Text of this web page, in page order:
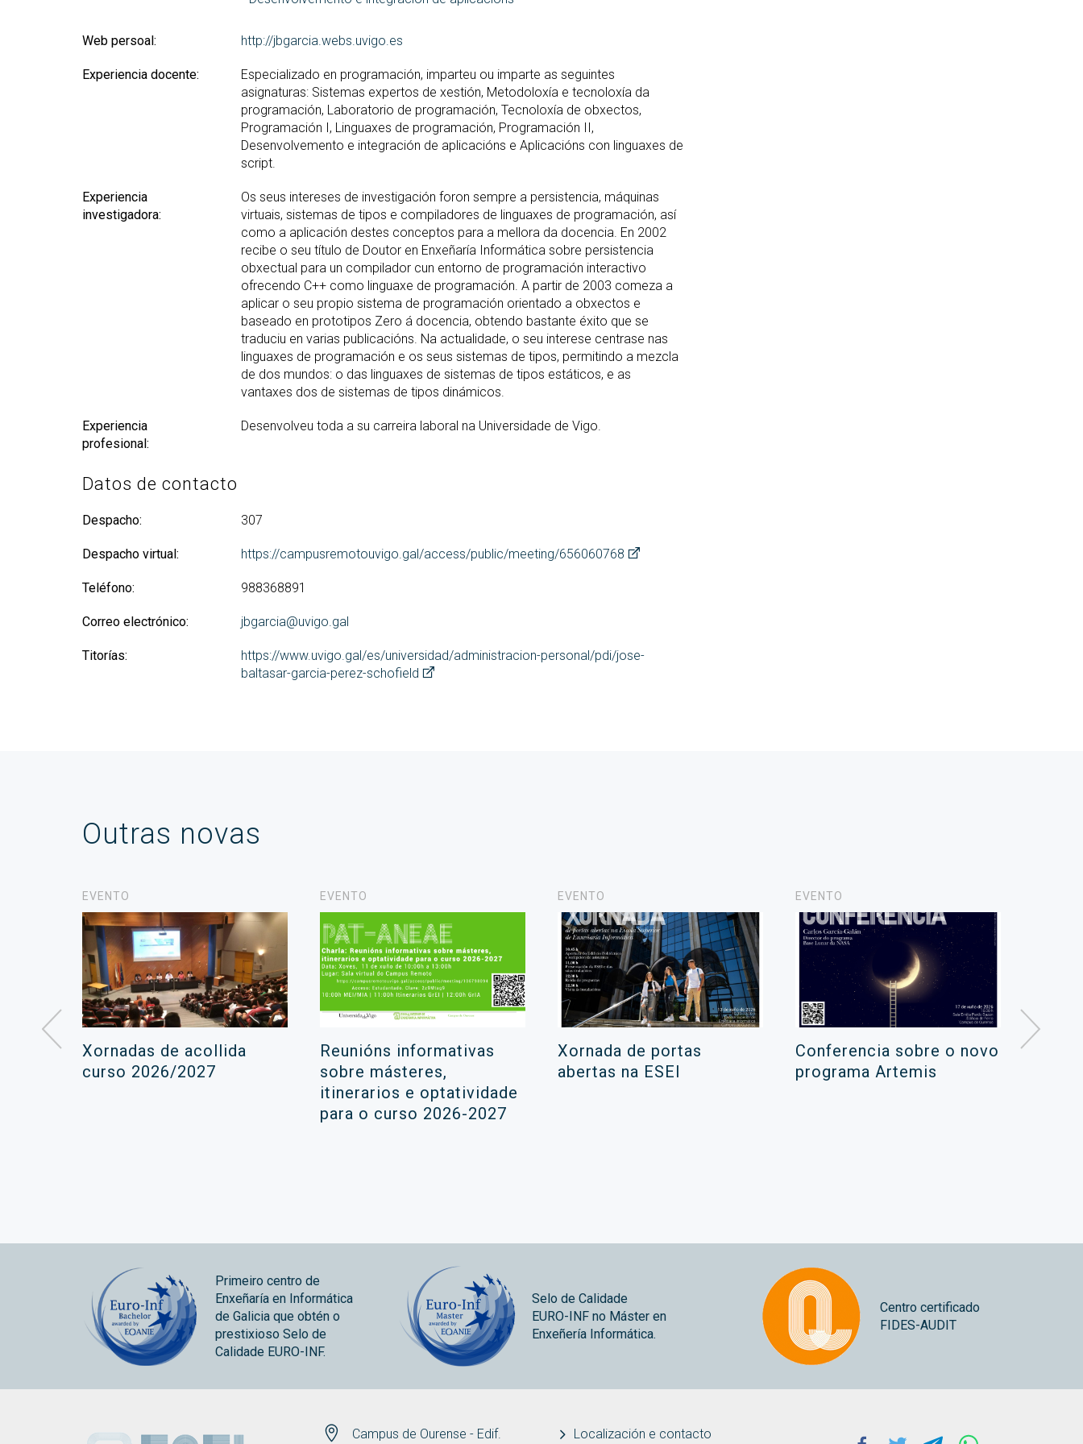
Web persoal: http://jbgarcia.webs.uvigo.es
Experiencia docente:
Especializado en programación, imparteu ou imparte as seguintes
asignaturas: Sistemas expertos de xestión, Metodoloxía e tecnoloxía da
programación, Laboratorio de programación, Tecnoloxía de obxectos,
Programación I, Linguaxes de programación, Programación II,
Desenvolvemento e integración de aplicacións e Aplicacións con linguaxes de
script.
Experiencia
investigadora:
Os seus intereses de investigación foron sempre a persistencia, máquinas
virtuais, sistemas de tipos e compiladores de linguaxes de programación, así
como a aplicación destes conceptos para a mellora da docencia. En 2002
recibe o seu título de Doutor en Enxeñaría Informática sobre persistencia
obxectual para un compilador cun entorno de programación interactivo
ofrecendo C++ como linguaxe de programación. A partir de 2003 comeza a
aplicar o seu propio sistema de programación orientado a obxectos e
baseado en prototipos Zero á docencia, obtendo bastante éxito que se
traduciu en varias publicacións. Na actualidade, o seu interese centrase nas
linguaxes de programación e os seus sistemas de tipos, permitindo a mezcla
de dos mundos: o das linguaxes de sistemas de tipos estáticos, e as
vantaxes dos de sistemas de tipos dinámicos.
Experiencia
profesional:
Desenvolveu toda a su carreira laboral na Universidade de Vigo.
Datos de contacto
Despacho: 307
Despacho virtual: https://campusremotouvigo.gal/access/public/meeting/656060768
Teléfono: 988368891
Correo electrónico: jbgarcia@uvigo.gal
Titorías:
https://www.uvigo.gal/es/universidad/administracion-personal/pdi/jose-
baltasar-garcia-perez-schofield
Outras novas
EVENTO
Xornadas de acollida
curso 2026/2027
EVENTO
Reunións informativas
sobre másteres,
itinerarios e optatividade
para o curso 2026-2027
EVENTO
Xornada de portas
abertas na ESEI
EVENTO
Conferencia sobre o novo
programa Artemis
Primeiro centro de
Enxeñaría en Informática
de Galicia que obtén o
prestixioso Selo de
Calidade EURO-INF.
Selo de Calidade
EURO-INF no Máster en
Enxeñería Informática.
Centro certificado
FIDES-AUDIT
ESEI Campus de Ourense - Edif. Localización e contacto